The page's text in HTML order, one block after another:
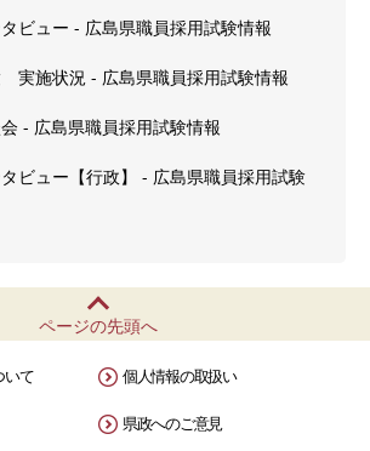
ビュー - 広島県職員採用試験情報
実施状況 - 広島県職員採用試験情報
- 広島県職員採用試験情報
ビュー【行政】 - 広島県職員採用試験
ページの先頭へ
いて 個人情報の取扱い
県政へのご意見